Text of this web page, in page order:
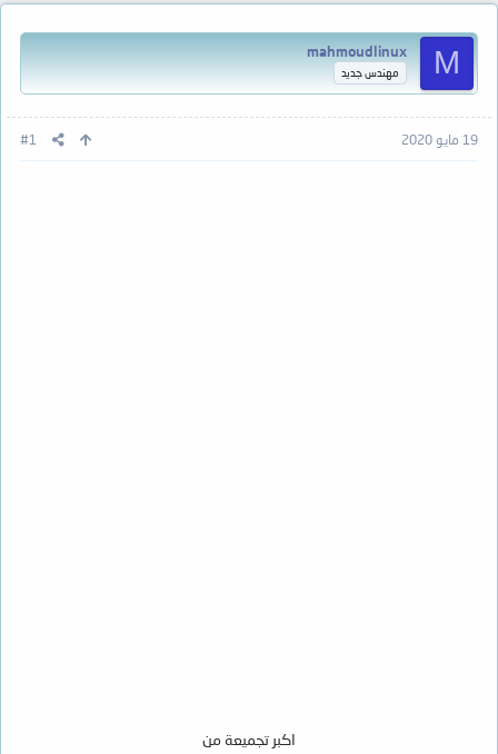
M
mahmoudlinux
مهندس جديد
19 مايو 2020 #1
اكبر تجميعة من